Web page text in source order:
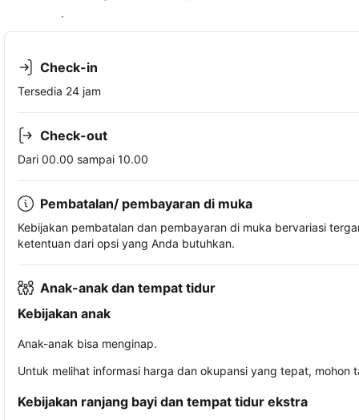
Lihat ketersediaan
Check-in
Tersedia 24 jam
Check-out
Dari 00.00 sampai 10.00
Pembatalan/ pembayaran di muka
Kebijakan pembatalan dan pembayaran di muka bervariasi
ketentuan dari opsi yang Anda butuhkan.
Anak-anak dan tempat tidur
Kebijakan anak
Anak-anak bisa menginap.
Untuk melihat informasi harga dan okupansi yang tepat,
Kebijakan ranjang bayi dan tempat tidur ekstra